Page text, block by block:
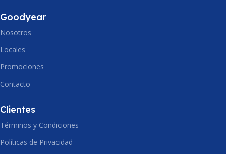
Goodyear
Nosotros
Locales
Promociones
Contacto
Clientes
Términos y Condiciones
Políticas de Privacidad